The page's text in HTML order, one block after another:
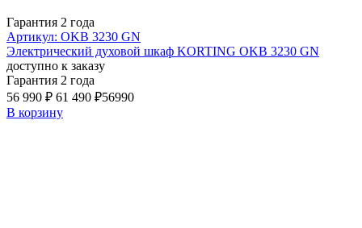
Гарантия 2 года
Артикул: OKB 3230 GN
Электрический духовой шкаф KORTING OKB 3230 GN
доступно к заказу
Гарантия 2 года
56 990 ₽ 61 490 ₽56990
В корзину